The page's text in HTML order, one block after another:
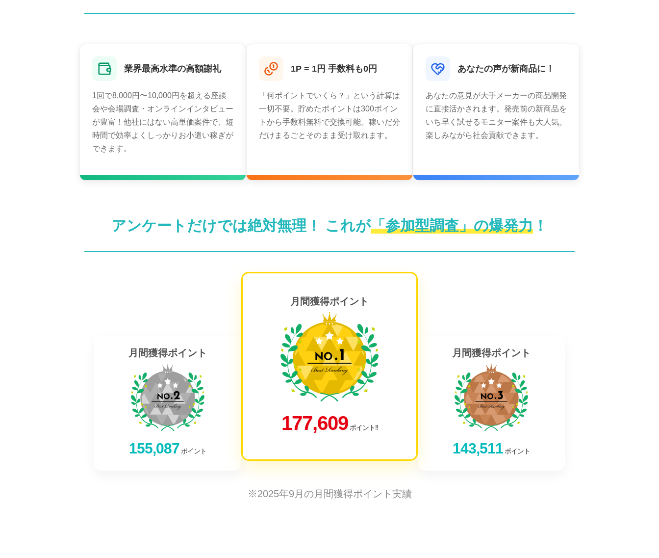
業界最高水準の高額謝礼
1回で8,000円〜10,000円を超える座談
会や会場調査・オンラインインタビュー
が豊富！他社にはない高単価案件で、短
時間で効率よくしっかりお小遣い稼ぎが
できます。
1P = 1円 手数料も0円
「何ポイントでいくら？」という計算は
一切不要。貯めたポイントは300ポイン
トから手数料無料で交換可能。稼いだ分
だけまるごとそのまま受け取れます。
あなたの声が新商品に！
あなたの意見が大手メーカーの商品開発
に直接活かされます。発売前の新商品を
いち早く試せるモニター案件も大人気。
楽しみながら社会貢献できます。
アンケートだけでは絶対無理！ これが「参加型調査」の爆発力 ！
月間獲得ポイント
155,087 ポイント
月間獲得ポイント
177,609ポイント!!
月間獲得ポイント
143,511 ポイント
※2025年9月の月間獲得ポイント実績